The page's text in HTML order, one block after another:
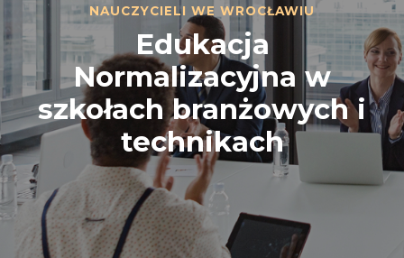
NAUCZYCIELI WE WROCŁAWIU
Edukacja
Normalizacyjna w
szkołach branżowych i
technikach